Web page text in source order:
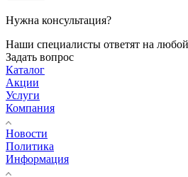
Нужна консультация?
Наши специалисты ответят на
Задать вопрос
Каталог
Акции
Услуги
Компания
Новости
Политика
Информация